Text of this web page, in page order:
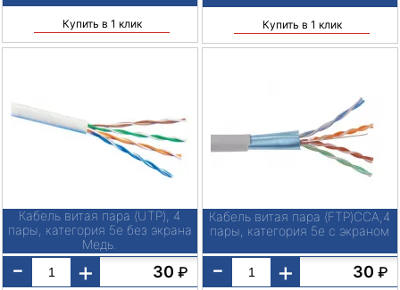
Купить в 1 клик Купить в 1 клик
Кабель витая пара (UTP), 4
пары, категория 5е без экрана
Медь.
- + 30 ₽
Кабель витая пара (FTP)CCA,4
пары, категория 5е с экраном
- + 30 ₽